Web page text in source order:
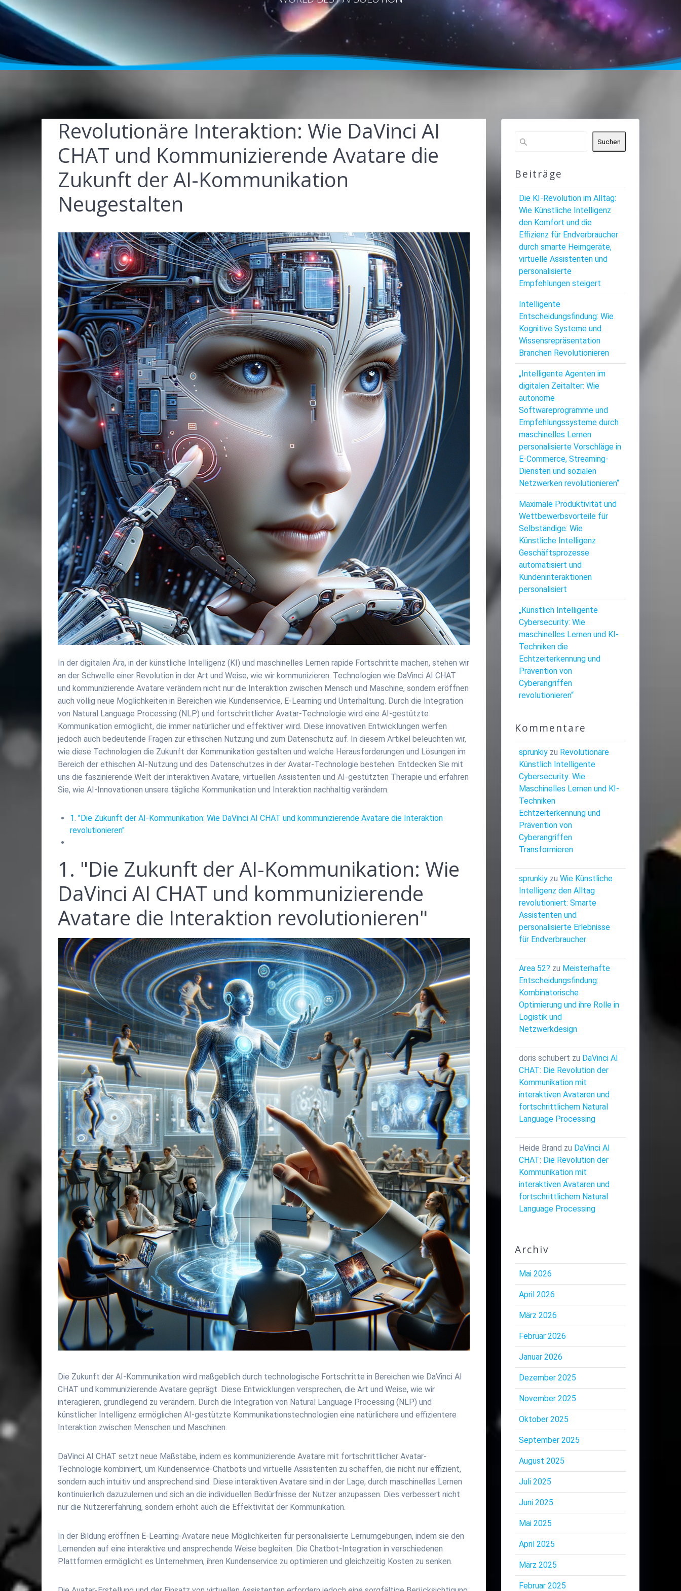
Revolutionäre Interaktion: Wie DaVinci AI
CHAT und Kommunizierende Avatare die
Zukunft der AI-Kommunikation
Neugestalten
In der digitalen Ära, in der künstliche Intelligenz (KI) und maschinelles Lernen rapide Fortschritte machen, stehen wir
an der Schwelle einer Revolution in der Art und Weise, wie wir kommunizieren. Technologien wie DaVinci AI CHAT
und kommunizierende Avatare verändern nicht nur die Interaktion zwischen Mensch und Maschine, sondern eröffnen
auch völlig neue Möglichkeiten in Bereichen wie Kundenservice, E-Learning und Unterhaltung. Durch die Integration
von Natural Language Processing (NLP) und fortschrittlicher Avatar-Technologie wird eine AI-gestützte
Kommunikation ermöglicht, die immer natürlicher und effektiver wird. Diese innovativen Entwicklungen werfen
jedoch auch bedeutende Fragen zur ethischen Nutzung und zum Datenschutz auf. In diesem Artikel beleuchten wir,
wie diese Technologien die Zukunft der Kommunikation gestalten und welche Herausforderungen und Lösungen im
Bereich der ethischen AI-Nutzung und des Datenschutzes in der Avatar-Technologie bestehen. Entdecken Sie mit
uns die faszinierende Welt der interaktiven Avatare, virtuellen Assistenten und AI-gestützten Therapie und erfahren
Sie, wie AI-Innovationen unsere tägliche Kommunikation und Interaktion nachhaltig verändern.
1. "Die Zukunft der AI-Kommunikation: Wie DaVinci AI CHAT und kommunizierende Avatare die Interaktion
revolutionieren"
1. "Die Zukunft der AI-Kommunikation: Wie
DaVinci AI CHAT und kommunizierende
Avatare die Interaktion revolutionieren"
Die Zukunft der AI-Kommunikation wird maßgeblich durch technologische Fortschritte in Bereichen wie DaVinci AI
CHAT und kommunizierende Avatare geprägt. Diese Entwicklungen versprechen, die Art und Weise, wie wir
interagieren, grundlegend zu verändern. Durch die Integration von Natural Language Processing (NLP) und
künstlicher Intelligenz ermöglichen AI-gestützte Kommunikationstechnologien eine natürlichere und effizientere
Interaktion zwischen Menschen und Maschinen.
DaVinci AI CHAT setzt neue Maßstäbe, indem es kommunizierende Avatare mit fortschrittlicher Avatar-
Technologie kombiniert, um Kundenservice-Chatbots und virtuelle Assistenten zu schaffen, die nicht nur effizient,
sondern auch intuitiv und ansprechend sind. Diese interaktiven Avatare sind in der Lage, durch maschinelles Lernen
kontinuierlich dazuzulernen und sich an die individuellen Bedürfnisse der Nutzer anzupassen. Dies verbessert nicht
nur die Nutzererfahrung, sondern erhöht auch die Effektivität der Kommunikation.
In der Bildung eröffnen E-Learning-Avatare neue Möglichkeiten für personalisierte Lernumgebungen, indem sie den
Lernenden auf eine interaktive und ansprechende Weise begleiten. Die Chatbot-Integration in verschiedenen
Plattformen ermöglicht es Unternehmen, ihren Kundenservice zu optimieren und gleichzeitig Kosten zu senken.
Suchen
Beiträge
Die KI-Revolution im Alltag:
Wie Künstliche Intelligenz
den Komfort und die
Effizienz für Endverbraucher
durch smarte Heimgeräte,
virtuelle Assistenten und
personalisierte
Empfehlungen steigert
Intelligente
Entscheidungsfindung: Wie
Kognitive Systeme und
Wissensrepräsentation
Branchen Revolutionieren
„Intelligente Agenten im
digitalen Zeitalter: Wie
autonome
Softwareprogramme und
Empfehlungssysteme durch
maschinelles Lernen
personalisierte Vorschläge in
E-Commerce, Streaming-
Diensten und sozialen
Netzwerken revolutionieren“
Maximale Produktivität und
Wettbewerbsvorteile für
Selbständige: Wie
Künstliche Intelligenz
Geschäftsprozesse
automatisiert und
Kundeninteraktionen
personalisiert
„Künstlich Intelligente
Cybersecurity: Wie
maschinelles Lernen und KI-
Techniken die
Echtzeiterkennung und
Prävention von
Cyberangriffen
revolutionieren“
Kommentare
sprunkiyzu Revolutionäre
Künstlich Intelligente
Cybersecurity: Wie
Maschinelles Lernen und KI-
Techniken
Echtzeiterkennung und
Prävention von
Cyberangriffen
Transformieren
sprunkiyzu Wie Künstliche
Intelligenz den Alltag
revolutioniert: Smarte
Assistenten und
personalisierte Erlebnisse
für Endverbraucher
Area 52? zu Meisterhafte
Entscheidungsfindung:
Kombinatorische
Optimierung und ihre Rolle in
Logistik und
Netzwerkdesign
doris schubert zu DaVinci AI
CHAT: Die Revolution der
Kommunikation mit
interaktiven Avataren und
fortschrittlichem Natural
Language Processing
Heide Brand zu DaVinci AI
CHAT: Die Revolution der
Kommunikation mit
interaktiven Avataren und
fortschrittlichem Natural
Language Processing
Archiv
Mai 2026
April 2026
März 2026
Februar 2026
Januar 2026
Dezember 2025
November 2025
Oktober 2025
September 2025
August 2025
Juli 2025
Juni 2025
Mai 2025
April 2025
März 2025
Februar 2025